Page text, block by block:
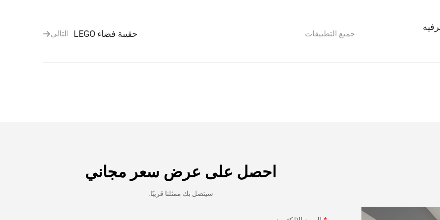
جميع التطبيقات التالي حقيبة فضاء LEGO
احصل على عرض سعر مجاني
سيتصل بك ممثلنا قريبًا.